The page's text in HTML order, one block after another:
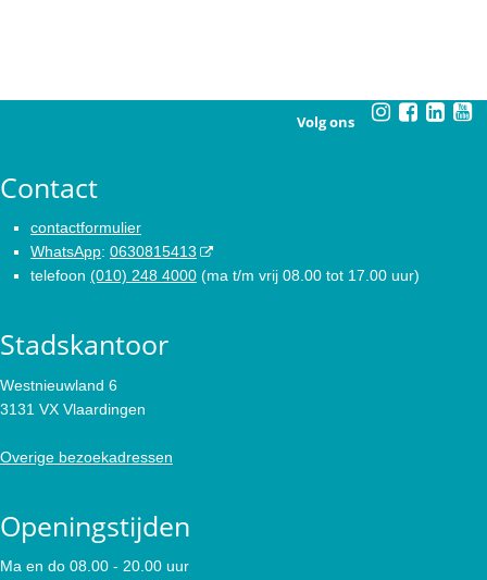
Volg ons
Contact
contactformulier
WhatsApp: 0630815413
telefoon (010) 248 4000 (ma t/m vrij 08.00 tot 17.00 uur)
Stadskantoor
Westnieuwland 6
3131 VX Vlaardingen
Overige bezoekadressen
Openingstijden
Ma en do 08.00 - 20.00 uur